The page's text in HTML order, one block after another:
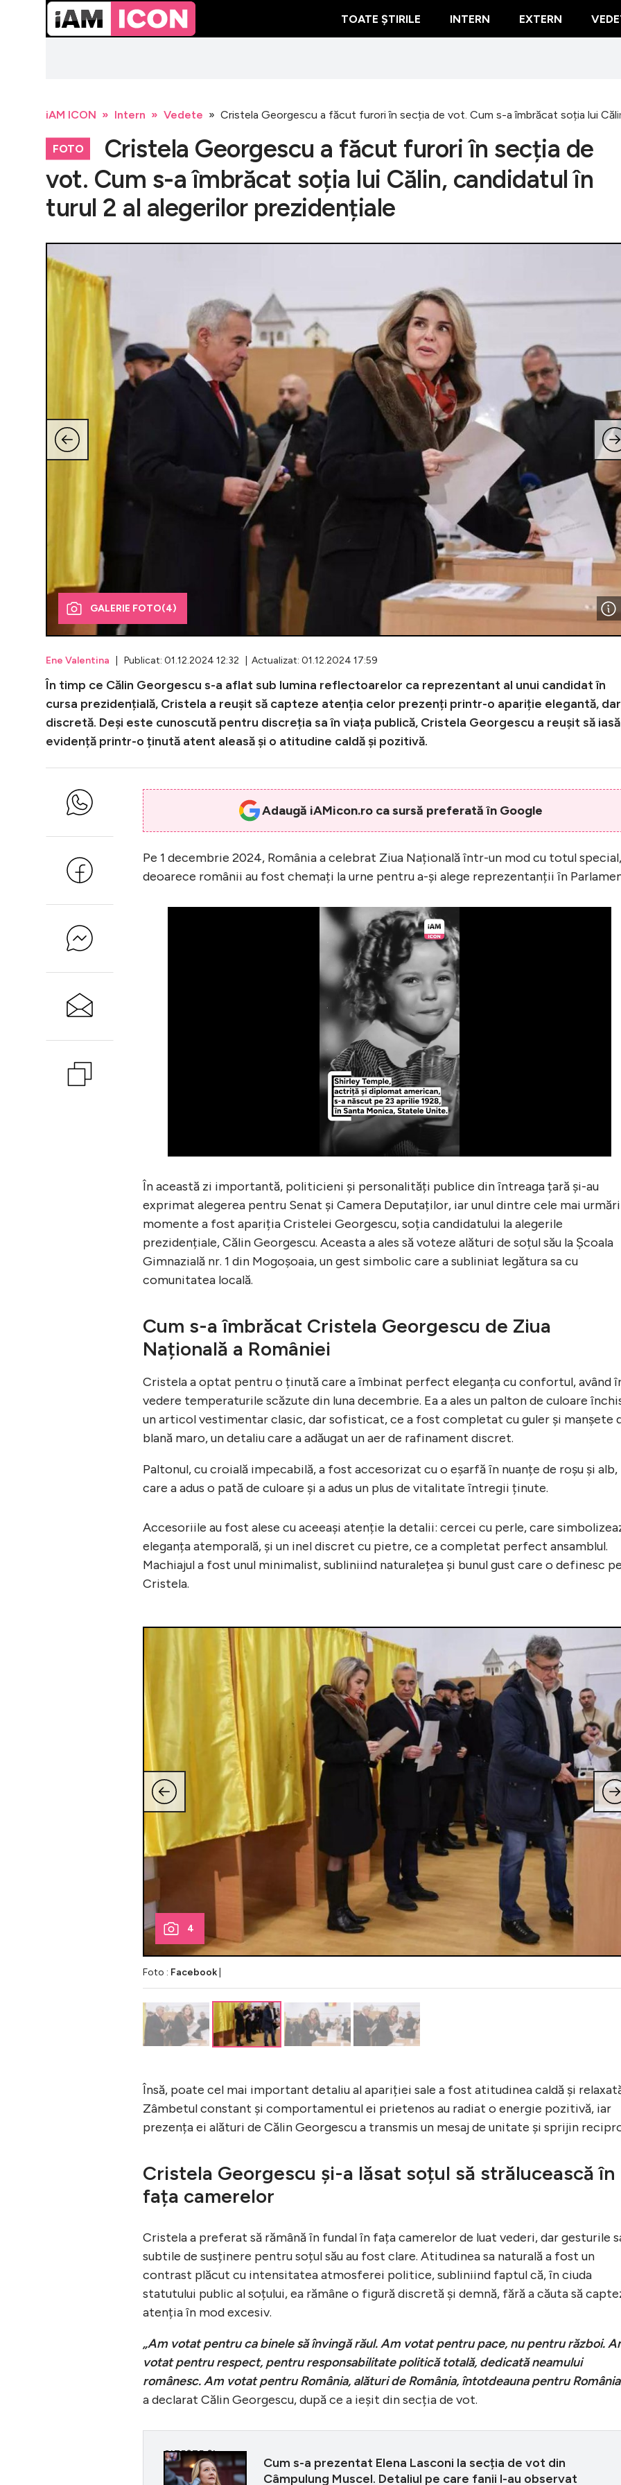
TOATE ȘTIRILE INTERN EXTERN
iAM ICON Intern Vedete Cristela Georgescu a făcut furori în secția de vot. Cum s-a îmbrăcat soția lui
FOTO
Cristela Georgescu a făcut furori în secția de
vot. Cum s-a îmbrăcat soția lui Călin, candidatul în
turul 2 al alegerilor prezidențiale
GALERIE FOTO(4)
Ene Valentina | Publicat: 01.12.2024 12:32 | Actualizat: 01.12.2024 17:59
În timp ce Călin Georgescu s-a aflat sub lumina reflectoarelor ca reprezentant al unui candidat în
cursa prezidențială, Cristela a reușit să capteze atenția celor prezenți printr-o apariție elegantă, dar
discretă. Deși este cunoscută pentru discreția sa în viața publică, Cristela Georgescu a reușit să
evidență printr-o ținută atent aleasă și o atitudine caldă și pozitivă.
Adaugă iAMicon.ro ca sursă preferată în Google
Pe 1 decembrie 2024, România a celebrat Ziua Națională într-un mod cu totul special,
deoarece românii au fost chemați la urne pentru a-și alege reprezentanții în
În această zi importantă, politicieni și personalități publice din întreaga țară și-au
exprimat alegerea pentru Senat și Camera Deputaților, iar unul dintre cele mai
momente a fost apariția Cristelei Georgescu, soția candidatului la alegerile
prezidențiale, Călin Georgescu. Aceasta a ales să voteze alături de soțul său la Școala
Gimnazială nr. 1 din Mogoșoaia, un gest simbolic care a subliniat legătura sa cu
comunitatea locală.
Cum s-a îmbrăcat Cristela Georgescu de Ziua
Națională a României
Cristela a optat pentru o ținută care a îmbinat perfect eleganța cu confortul, având
vedere temperaturile scăzute din luna decembrie. Ea a ales un palton de culoare
un articol vestimentar clasic, dar sofisticat, ce a fost completat cu guler și manșete
blană maro, un detaliu care a adăugat un aer de rafinament discret.
Paltonul, cu croială impecabilă, a fost accesorizat cu o eșarfă în nuanțe de roșu și alb,
care a adus o pată de culoare și a adus un plus de vitalitate întregii ținute.
Accesoriile au fost alese cu aceeași atenție la detalii: cercei cu perle, care
eleganța atemporală, și un inel discret cu pietre, ce a completat perfect ansamblul.
Machiajul a fost unul minimalist, subliniind naturalețea și bunul gust care o definesc
Cristela.
4
Foto : Facebook
Însă, poate cel mai important detaliu al apariției sale a fost atitudinea caldă și
Zâmbetul constant și comportamentul ei prietenos au radiat o energie pozitivă, iar
prezența ei alături de Călin Georgescu a transmis un mesaj de unitate și sprijin
Cristela Georgescu și-a lăsat soțul să strălucească în
fața camerelor
Cristela a preferat să rămână în fundal în fața camerelor de luat vederi, dar gesturile
subtile de susținere pentru soțul său au fost clare. Atitudinea sa naturală a fost un
contrast plăcut cu intensitatea atmosferei politice, subliniind faptul că, în ciuda
statutului public al soțului, ea rămâne o figură discretă și demnă, fără a căuta să
atenția în mod excesiv.
„Am votat pentru ca binele să învingă răul. Am votat pentru pace, nu pentru război.
votat pentru respect, pentru responsabilitate politică totală, dedicată neamului
românesc. Am votat pentru România, alături de România, întotdeauna pentru
a declarat Călin Georgescu, după ce a ieșit din secția de vot.
CITEȘTE ȘI
Cum s-a prezentat Elena Lasconi la secția de vot din
Câmpulung Muscel. Detaliul pe care fanii l-au observat